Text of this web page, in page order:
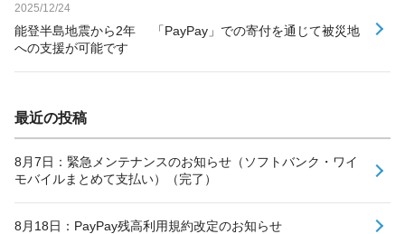
2025/12/24
能登半島地震から2年 「PayPay」での寄付を通じて被災地
への支援が可能です
最近の投稿
8月7日：緊急メンテナンスのお知らせ（ソフトバンク・ワイ
モバイルまとめて支払い）（完了）
8月18日：PayPay残高利用規約改定のお知らせ